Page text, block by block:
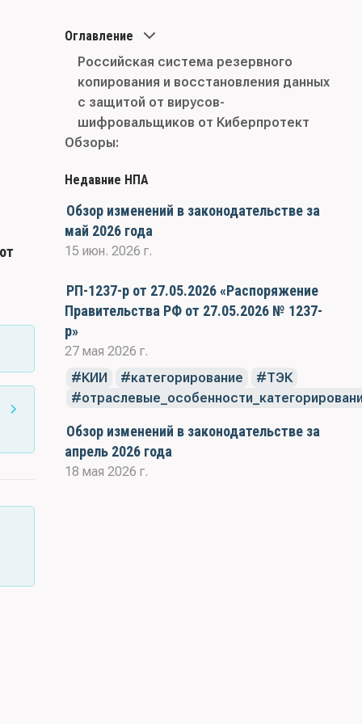
Оглавление
Российская система резервного
копирования и восстановления данных
с защитой от вирусов-
шифровальщиков от Киберпротект
Обзоры:
Недавние НПА
Обзор изменений в законодательстве за
май 2026 года
15 июн. 2026 г.
РП-1237-р от 27.05.2026 «Распоряжение
Правительства РФ от 27.05.2026 № 1237-
р»
27 мая 2026 г.
КИИ
категорирование
ТЭК
Обзор изменений в законодательстве за
апрель 2026 года
18 мая 2026 г.